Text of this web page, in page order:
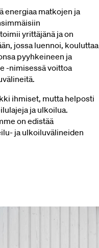
energiaa matkojen ja
yrittäjänä ja on
jossa luennoi, kouluttaa
pyyhkeineen ja
-nimisessä voittoa
ihmiset, mutta helposti
ja ulkoilua.
on edistää
ja ulkoiluvälineiden